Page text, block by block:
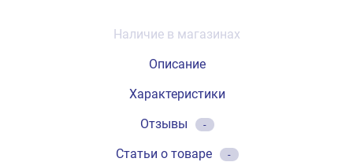
Наличие в магазинах
Описание
Характеристики
Отзывы
-
Статьи о товаре -